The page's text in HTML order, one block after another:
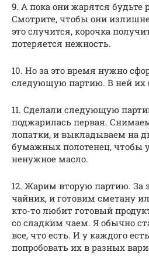
9. А пока они жарятся будьте
Смотрите, чтобы они
это случится, корочка
потеряется нежность.
10. Но за это время нужно
следующую партию. В ней их
11. Сделали следующую
поджарилась первая.
лопатки, и выкладываем на
бумажных полотенец, чтобы
ненужное масло.
12. Жарим вторую партию. За
чайник, и готовим сметану
кто-то любит готовый
со сладким чаем. Я обычно
все, что есть. И у каждого
попробовать их в разных